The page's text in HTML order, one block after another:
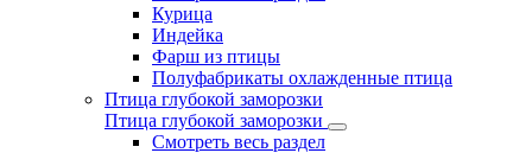
Курица
Индейка
Фарш из птицы
Полуфабрикаты охлажденные птица
Птица глубокой заморозки
Птица глубокой заморозки
Смотреть весь раздел